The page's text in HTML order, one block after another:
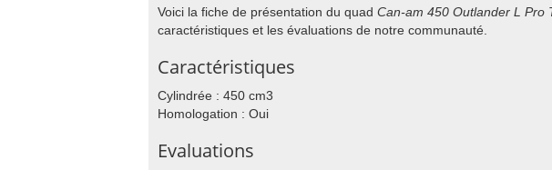
Voici la fiche de présentation du quad Can-am 450 Outlander L Pro
caractéristiques et les évaluations de notre communauté.
Caractéristiques
Cylindrée : 450 cm3
Homologation : Oui
Evaluations